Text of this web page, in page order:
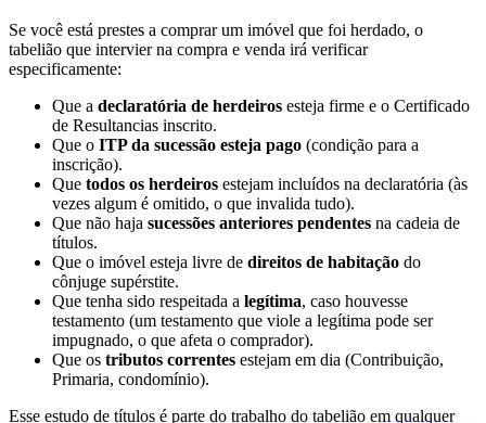
Se você está prestes a comprar um imóvel que foi herdado, o
tabelião que intervier na compra e venda irá verificar
especificamente:
Que a declaratória de herdeiros esteja firme e o Certificado
de Resultancias inscrito.
Que o ITP da sucessão esteja pago (condição para a
inscrição).
Que todos os herdeiros estejam incluídos na declaratória (às
vezes algum é omitido, o que invalida tudo).
Que não haja sucessões anteriores pendentes na cadeia de
títulos.
Que o imóvel esteja livre de direitos de habitação do
cônjuge supérstite.
Que tenha sido respeitada a legítima, caso houvesse
testamento (um testamento que viole a legítima pode ser
impugnado, o que afeta o comprador).
Que os tributos correntes estejam em dia (Contribuição,
Primaria, condomínio).
Esse estudo de títulos é parte do trabalho do tabelião em qualquer